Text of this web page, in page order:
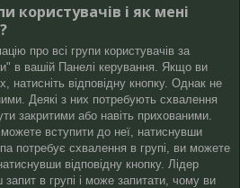
користувачів і як мені
про всі групи користувачів за
в вашій Панелі керування. Якщо ви
натисніть відповідну кнопку. Однак не
Деякі з них потребують схвалення
закритими або навіть прихованими.
вступити до неї, натиснувши
потребує схвалення в групі, ви можете
відповідну кнопку. Лідер
в групі і може запитати, чому ви